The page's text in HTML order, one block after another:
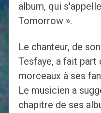
album, qui
Tomorrow ».
Le chanteur, de
Tesfaye, a fait part
morceaux à ses
Le musicien a
chapitre de ses